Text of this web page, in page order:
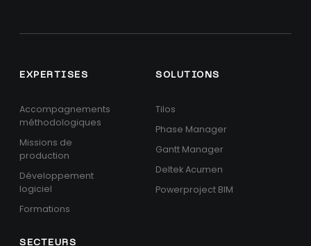
EXPERTISES
Accompagnements
méthodologiques
Missions de
production
Développement
logiciel
Formations
SOLUTIONS
Tilos
Phase Manager
Gantt Manager
Deltek Acumen
Powerproject BIM
SECTEURS